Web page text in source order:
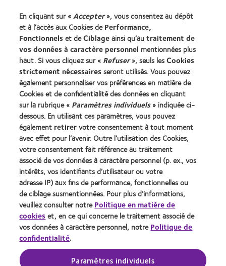
Carrières chez CooperVision
Actualités
Contact
Légal
Politique de confidentialité
Cookies
Conditions d'utilisation
Décret 2013
identifiant unique délivré par l'Agence de la transition
écologique (ADEME) : FR217780_01DQPP
Gérer les préférences relatives au consentement
© 2026CooperVision
possible sous réserve de non-contre-indication médicale au
port de lentilles et soumis à une prescription médicale.
En cliquant sur «Accepter», vous consentez au dépôt
et à l’accès aux Cookies dePerformance,
Fonctionnelset deCiblageainsi qu’autraitement de
vos données à caractère personnel mentionnées plus
haut. Si vous cliquez sur « Refuser», seuls lesCookies
strictement nécessairesseront utilisés. Vous pouvez
également personnaliser vos préférences en matière de
Cookies et de confidentialité des données en cliquant
sur la rubrique « Paramètres individuels» indiquée ci-
dessous. En utilisant ces paramètres, vous pouvez
également retirervotre consentement à tout moment
avec effet pour l’avenir. Outre l’utilisation des Cookies,
votre consentement fait référence au traitement
associé de vos données à caractère personnel (p. ex., vos
intérêts, vos identifiants d’utilisateur ou votre
adresse IP) aux fins de performance, fonctionnelles ou
de ciblage susmentionnées. Pour plus d’informations,
veuillez consulter notrePolitique en matière de
cookieset, en ce qui concerne le traitement associé de
vos données à caractère personnel, notrePolitique de
confidentialité.
Paramètres individuels